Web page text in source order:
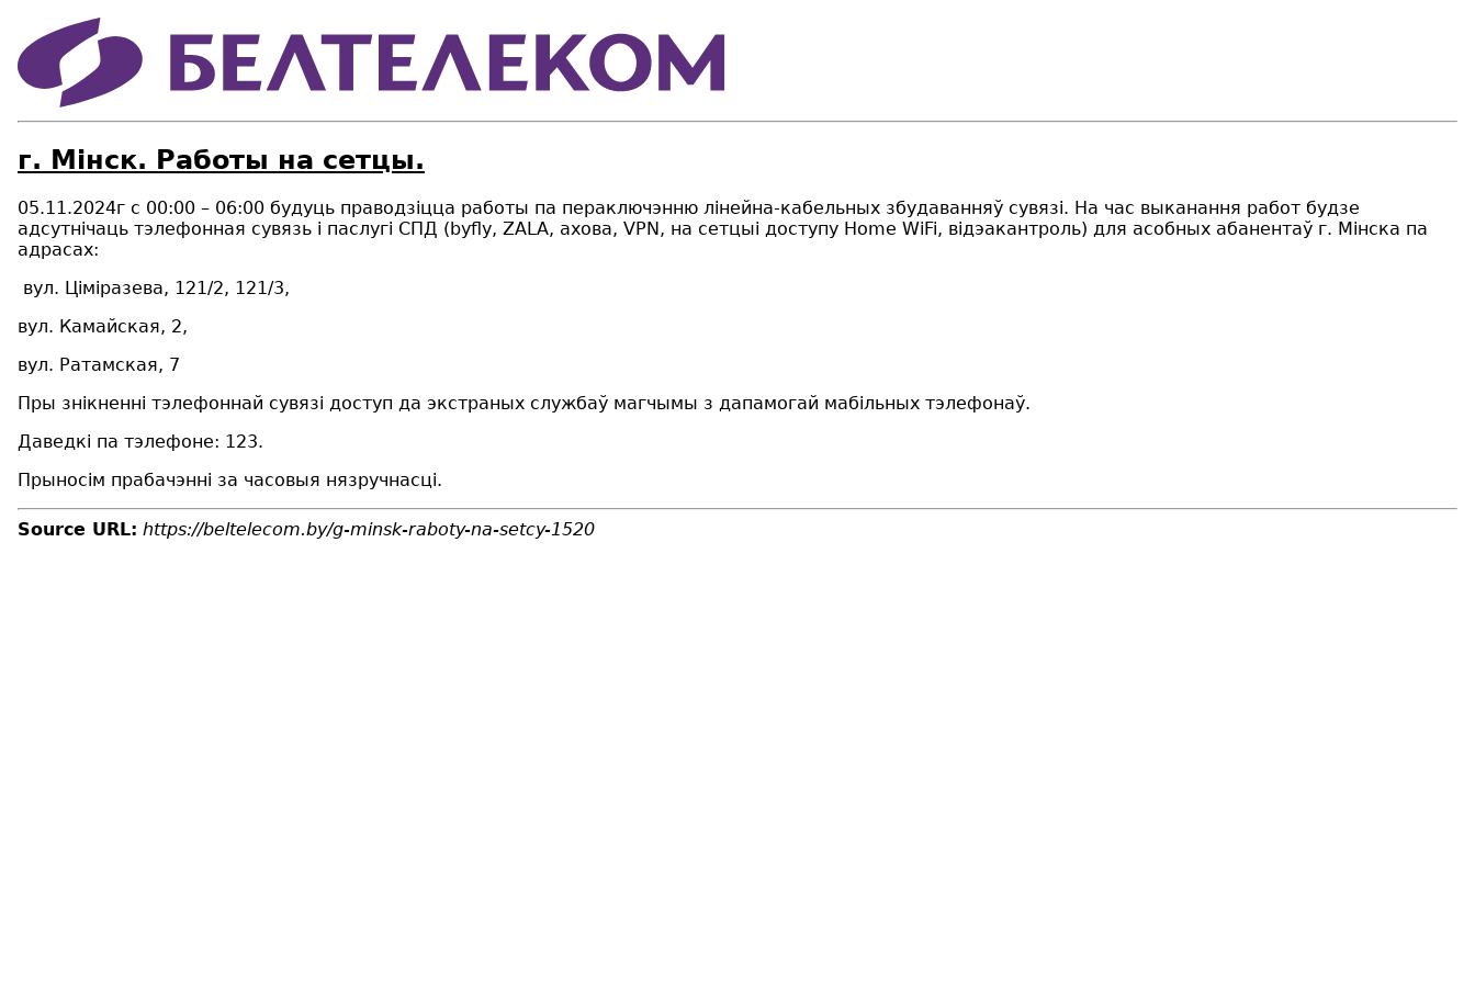
г. Мінск. Работы на сетцы.
05.11.2024г с 00:00 – 06:00 будуць праводзіцца работы па пераключэнню лінейна-кабельных збудаванняў сувязі. На час выканання работ будзе
адсутнічаць тэлефонная сувязь і паслугі СПД (byfly, ZALA, ахова, VPN, на сетцыі доступу Home WiFi, відэакантроль) для асобных абанентаў г. Мінска па
адрасах:
вул. Ціміразева, 121/2, 121/3,
вул. Камайская, 2,
вул. Ратамская, 7
Пры знікненні тэлефоннай сувязі доступ да экстраных службаў магчымы з дапамогай мабільных тэлефонаў.
Даведкі па тэлефоне: 123.
Прыносім прабачэнні за часовыя нязручнасці.
Source URL: https://beltelecom.by/g-minsk-raboty-na-setcy-1520